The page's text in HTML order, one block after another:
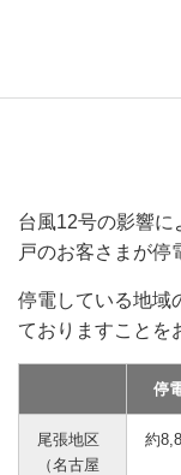
台風12号の影響
戸のお客さまが停
停電している地域
ておりますことを
停
尾張地区
（名古屋
約